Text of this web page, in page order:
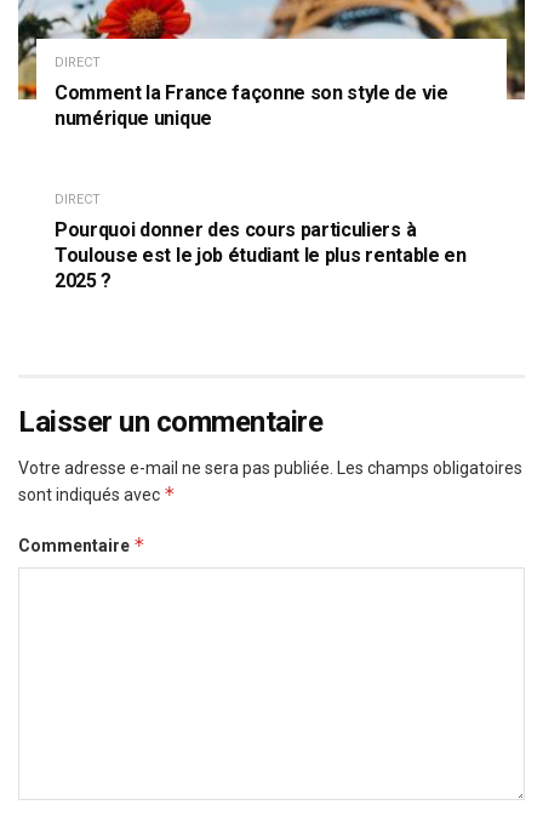
DIRECT
Comment la France façonne son style de vie
numérique unique
DIRECT
Pourquoi donner des cours particuliers à
Toulouse est le job étudiant le plus rentable en
2025 ?
Laisser un commentaire
Votre adresse e-mail ne sera pas publiée.
Les champs obligatoires
sont indiqués avec *
Commentaire *